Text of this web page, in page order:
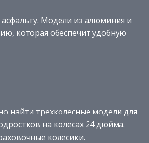
Модели из алюминия и
которая обеспечит удобную
найти трехколесные модели для
на колесах 24 дюйма.
колесики.